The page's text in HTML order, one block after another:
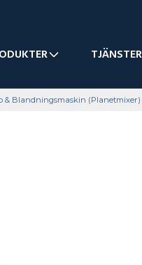
TJÄNSTER
& Blandningsmaskin (Planetmixer)